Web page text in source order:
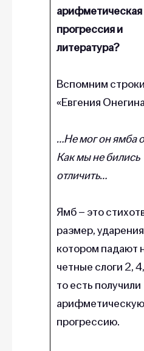
арифметическая
прогрессия и
литература?
Вспомним
«Евгения
…Не мог он ямба
Как мы не бились
отличить…
Ямб – это
размер,
котором падают
четные слоги 2,
то есть получили
арифметическую
прогрессию.